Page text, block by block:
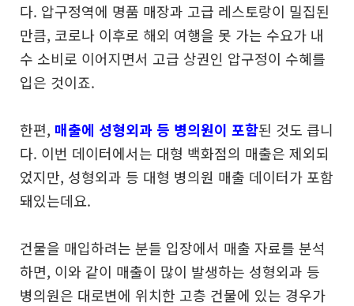
다. 압구정역에 명품 매장과 고급 레스토랑이 밀집된
만큼, 코로나 이후로 해외 여행을 못 가는 수요가 내
수 소비로 이어지면서 고급 상권인 압구정이 수혜를
입은 것이죠.
한편, 매출에 성형외과 등 병의원이 포함된 것도 큽니
다. 이번 데이터에서는 대형 백화점의 매출은 제외되
었지만, 성형외과 등 대형 병의원 매출 데이터가 포함
돼있는데요.
건물을 매입하려는 분들 입장에서 매출 자료를 분석
하면, 이와 같이 매출이 많이 발생하는 성형외과 등
병의원은 대로변에 위치한 고층 건물에 있는 경우가